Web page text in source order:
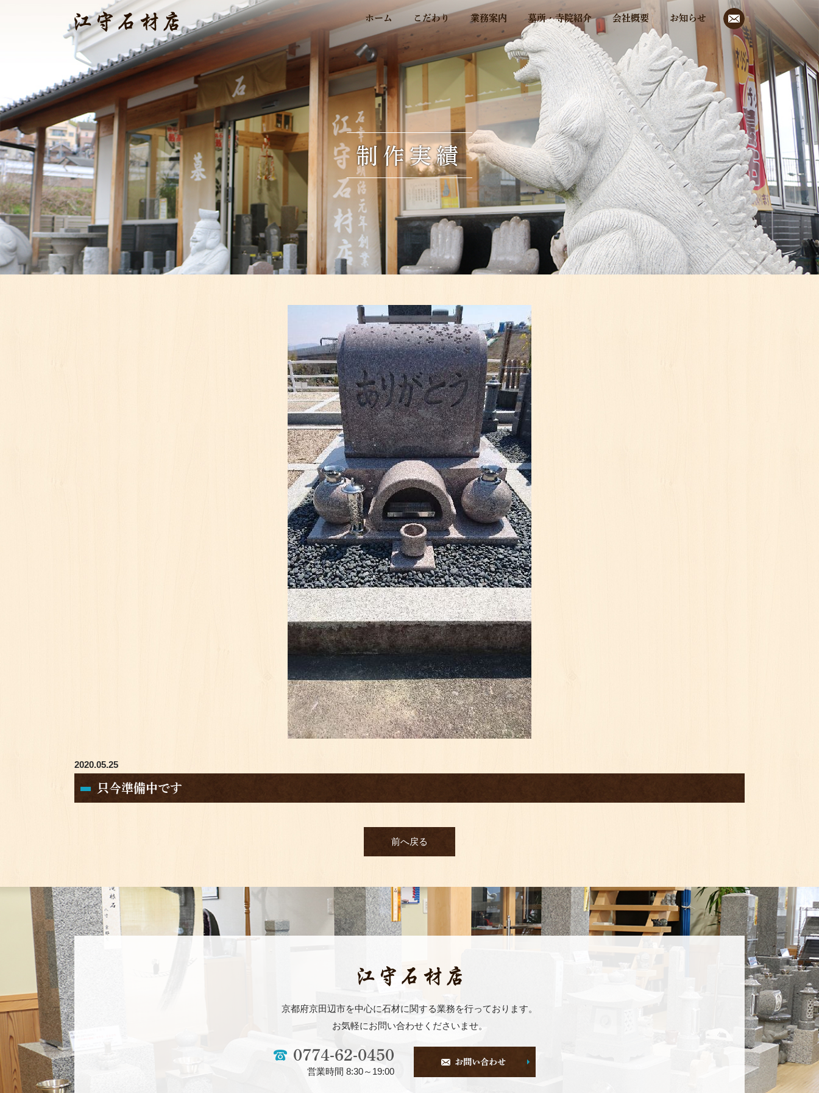
ホーム こだわり 業務案内 墓所・寺院紹介 会社概要 お知らせ お問い合わせ
制作実績
2020.05.25
只今準備中です
前へ戻る
京都府京田辺市を中心に石材に関する業務を行っております。
お気軽にお問い合わせくださいませ。
0774-62-0450
営業時間 8:30～19:00